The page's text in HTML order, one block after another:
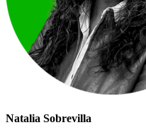
Natalia Sobrevilla